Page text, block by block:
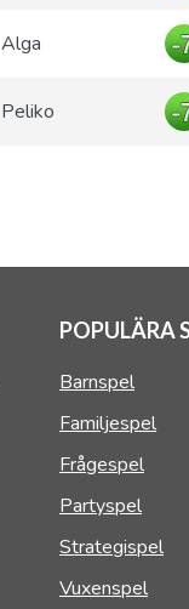
Alga
Peliko
POPULÄRA
Barnspel
Familjespel
Frågespel
Partyspel
Strategispel
Vuxenspel